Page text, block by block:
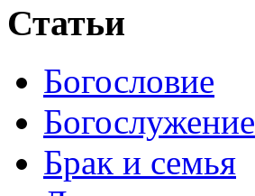
Статьи
Богословие
Богослужение
Брак и семья